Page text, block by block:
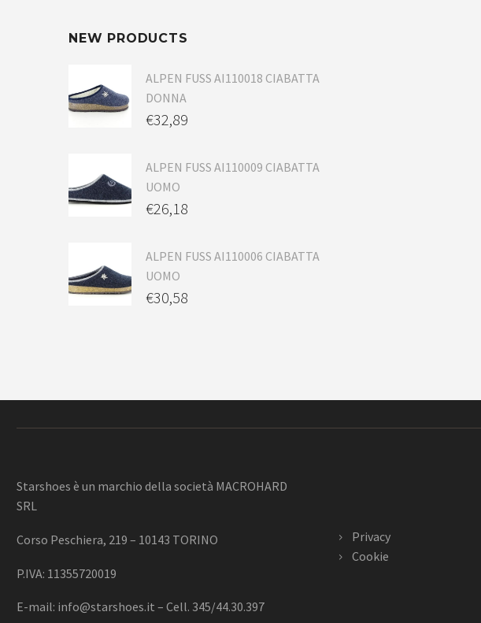
NEW PRODUCTS
ALPEN FUSS AI110018 CIABATTA
DONNA
€32,89
ALPEN FUSS AI110009 CIABATTA
UOMO
€26,18
ALPEN FUSS AI110006 CIABATTA
UOMO
€30,58
Starshoes è un marchio della società MACROHARD
SRL
Corso Peschiera, 219 – 10143 TORINO
P.IVA: 11355720019
E-mail: info@starshoes.it – Cell. 345/44.30.397
Privacy
Cookie